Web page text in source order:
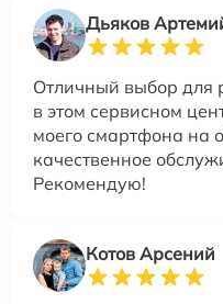
Дьяков
Отличный выбор для
в этом сервисном
моего смартфона на
качественное
Рекомендую!
Котов Арсений